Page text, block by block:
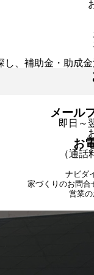
、補助金・助成
メール
即日～
お
（通
ナビダ
家づくりのお問
営業